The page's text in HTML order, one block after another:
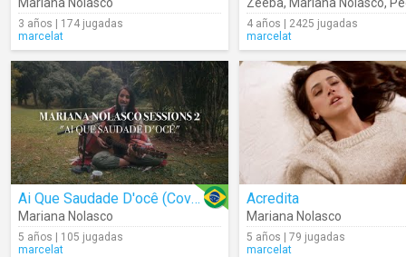
3 años | 174 jugadas
marcelat
4 años | 2425 jugadas
marcelat
Ai Que Saudade D'ocê (Cover)
Mariana Nolasco
5 años | 105 jugadas
marcelat
Acredita
Mariana Nolasco
5 años | 79 jugadas
marcelat